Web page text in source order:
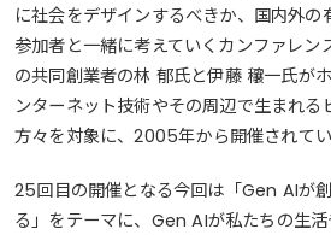
に社会をデザインするべきか、国内外の
参加者と一緒に考えていくカンファレン
の共同創業者の林 郁氏と伊藤 穰一氏が
ンターネット技術やその周辺で生まれる
方々を対象に、2005年から開催されてい
25回目の開催となる今回は「Gen AIが
る」をテーマに、Gen AIが私たちの生